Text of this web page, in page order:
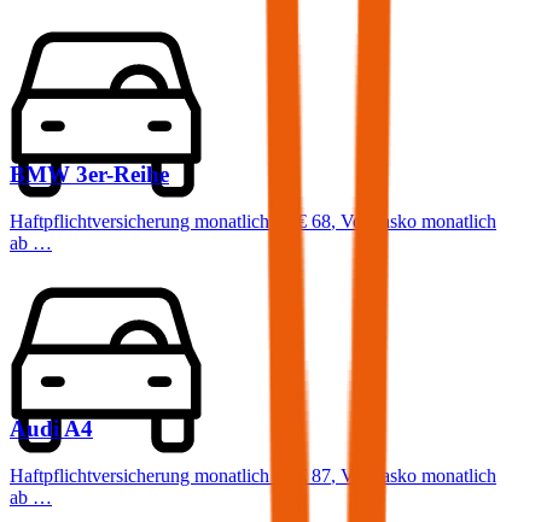
BMW 3er-Reihe
Haftpflichtversicherung monatlich ab € 68, Vollkasko monatlich
ab …
AudiA4
Haftpflichtversicherung monatlich ab € 87, Vollkasko monatlich
ab …